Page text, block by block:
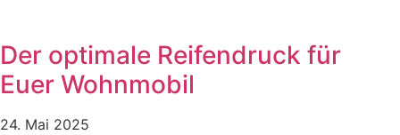
Der optimale Reifendruck für
Euer Wohnmobil
24. Mai 2025